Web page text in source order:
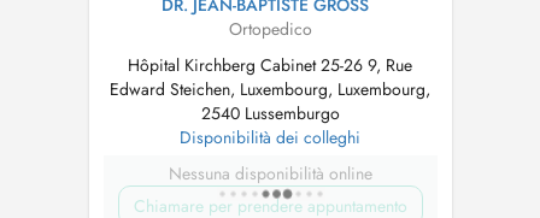
DR. JEAN-BAPTISTE GROSS
Ortopedico
Hôpital Kirchberg Cabinet 25-26 9, Rue
Edward Steichen, Luxembourg, Luxembourg,
2540 Lussemburgo
Disponibilità dei colleghi
Nessuna disponibilità online
Chiamare per prendere appuntamento